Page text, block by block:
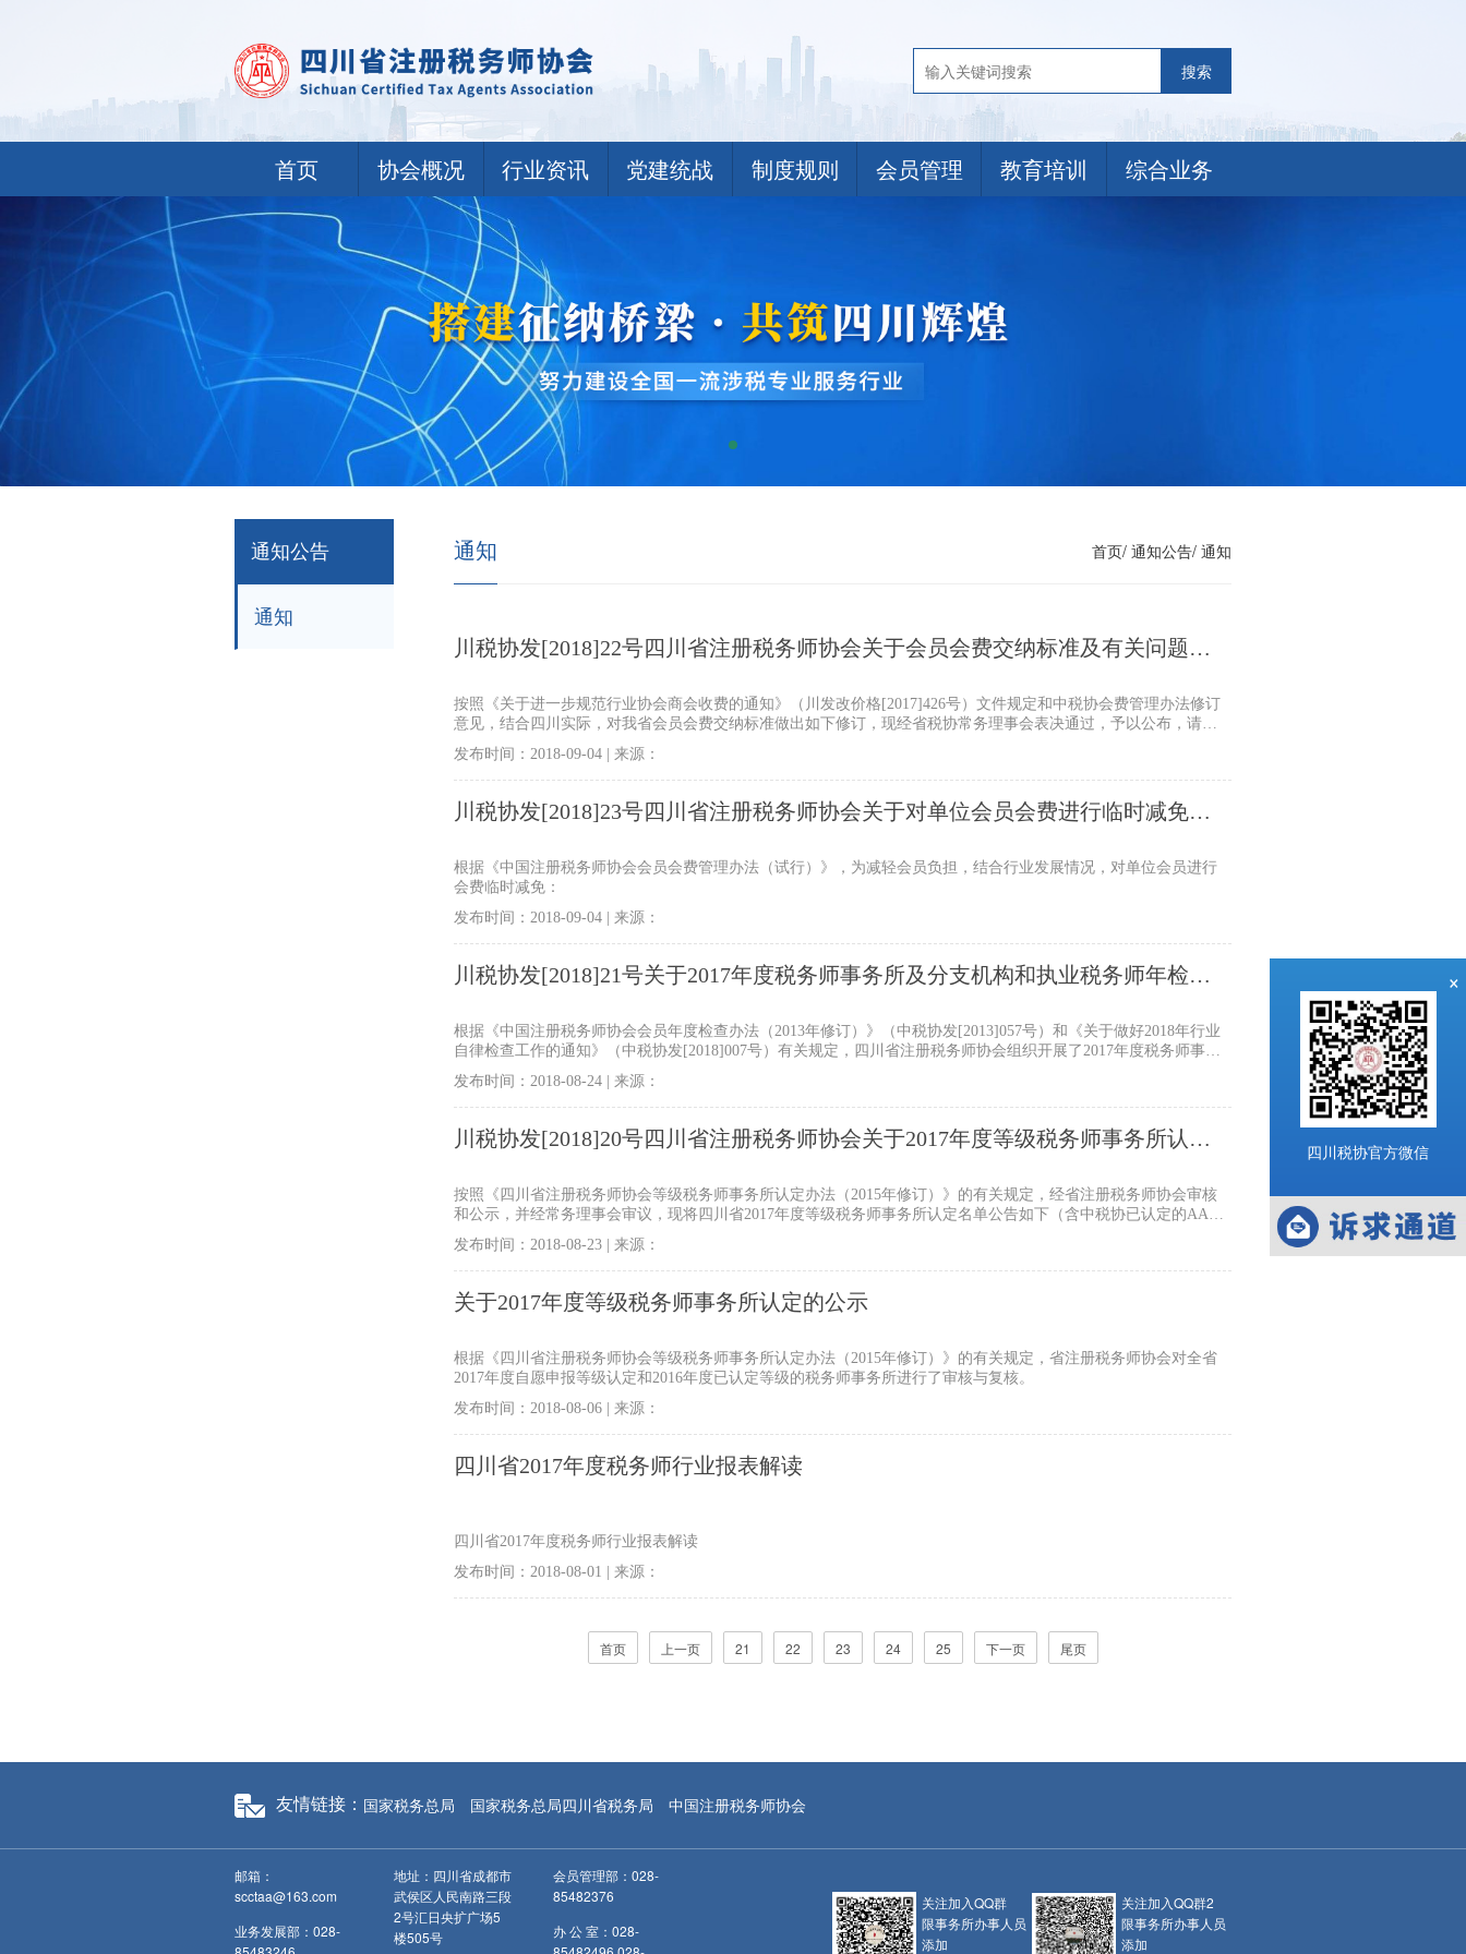
×
四川税协官方微信
搜索
首页 协会概况 行业资讯 党建统战 制度规则 会员管理 教育培训 综合业务
通知公告
通知
通知 首页/ 通知公告/ 通知
川税协发[2018]22号四川省注册税务师协会关于会员会费交纳标准及有关问题的
按照《关于进一步规范行业协会商会收费的通知》（川发改价格[2017]426号）文件规定和中税协会费管理办法修订
意见，结合四川实际，对我省会员会费交纳标准做出如下修订，现经省税协常务理事会表决通过，予以公布，请遵
照执行。
发布时间：2018-09-04 | 来源：
川税协发[2018]23号四川省注册税务师协会关于对单位会员会费进行临时减免的
根据《中国注册税务师协会会员会费管理办法（试行）》，为减轻会员负担，结合行业发展情况，对单位会员进行
会费临时减免：
发布时间：2018-09-04 | 来源：
川税协发[2018]21号关于2017年度税务师事务所及分支机构和执业税务师年检合
根据《中国注册税务师协会会员年度检查办法（2013年修订）》（中税协发[2013]057号）和《关于做好2018年行业
自律检查工作的通知》（中税协发[2018]007号）有关规定，四川省注册税务师协会组织开展了2017年度税务师事务
所及分支机构和执业税务师年检审核工作。
发布时间：2018-08-24 | 来源：
川税协发[2018]20号四川省注册税务师协会关于2017年度等级税务师事务所认定
按照《四川省注册税务师协会等级税务师事务所认定办法（2015年修订）》的有关规定，经省注册税务师协会审核
和公示，并经常务理事会审议，现将四川省2017年度等级税务师事务所认定名单公告如下（含中税协已认定的AAAA
级、AAAAA级税务师事务所）：
发布时间：2018-08-23 | 来源：
关于2017年度等级税务师事务所认定的公示
根据《四川省注册税务师协会等级税务师事务所认定办法（2015年修订）》的有关规定，省注册税务师协会对全省
2017年度自愿申报等级认定和2016年度已认定等级的税务师事务所进行了审核与复核。
发布时间：2018-08-06 | 来源：
四川省2017年度税务师行业报表解读
四川省2017年度税务师行业报表解读
发布时间：2018-08-01 | 来源：
首页 上一页 21 22 23 24 25 下一页 尾页
友情链接： 国家税务总局 国家税务总局四川省税务局 中国注册税务师协会
邮箱：
scctaa@163.com
业务发展部：028-
地址：四川省成都市
武侯区人民南路三段
2号汇日央扩广场5
楼505号
会员管理部：028-
85482376
办 公 室：028-
关注加入QQ群
限事务所办事人员
添加
关注加入QQ群2
限事务所办事人员
添加